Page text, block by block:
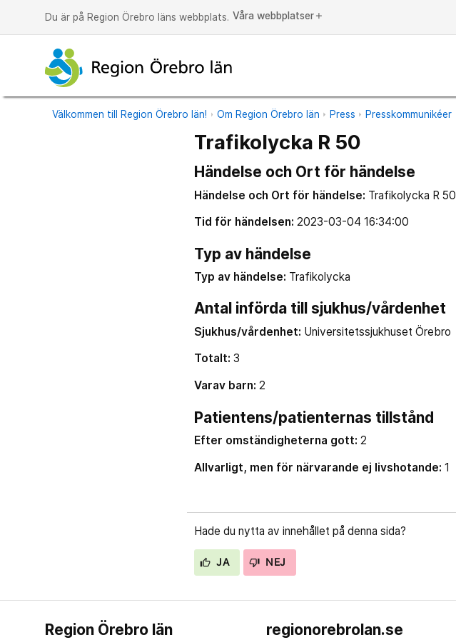
Du är på Region Örebro läns webbplats. Våra webbplatser add
Välkommen till Region Örebro län! Om Region Örebro län Press Presskommunikéer
Trafikolycka R 50
Händelse och Ort för händelse
Händelse och Ort för händelse: Trafikolycka R 50
Tid för händelsen: 2023-03-04 16:34:00
Typ av händelse
Typ av händelse: Trafikolycka
Antal införda till sjukhus/vårdenhet
Sjukhus/vårdenhet: Universitetssjukhuset Örebro
Totalt: 3
Varav barn: 2
Patientens/patienternas tillstånd
Efter omständigheterna gott: 2
Allvarligt, men för närvarande ej livshotande: 1
Hade du nytta av innehållet på denna sida?
JA NEJ
Region Örebro län regionorebrolan.se